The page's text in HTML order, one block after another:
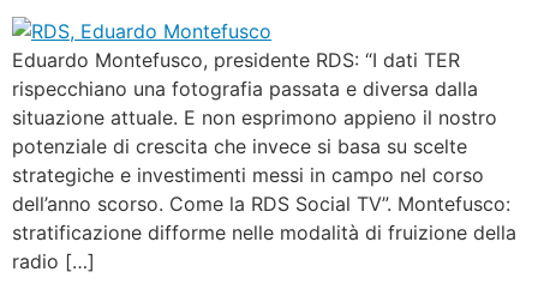
Eduardo Montefusco, presidente RDS: “I dati TER
rispecchiano una fotografia passata e diversa dalla
situazione attuale. E non esprimono appieno il nostro
potenziale di crescita che invece si basa su scelte
strategiche e investimenti messi in campo nel corso
dell’anno scorso. Come la RDS Social TV”. Montefusco:
stratificazione difforme nelle modalità di fruizione della
radio […]